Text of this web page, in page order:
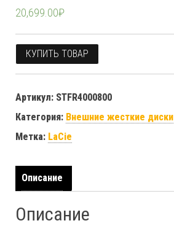
20,699.00₽
КУПИТЬ ТОВАР
Артикул: STFR4000800
Категория: Внешние жесткие диски
Метка: LaCie
Описание
Описание